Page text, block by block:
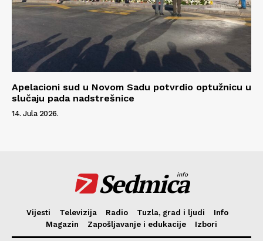
Apelacioni sud u Novom Sadu potvrdio optužnicu u
slučaju pada nadstrešnice
14. Jula 2026.
Sedmica
info
Vijesti Televizija Radio Tuzla, grad i ljudi
Info
Magazin
Zapošljavanje i edukacije Izbori